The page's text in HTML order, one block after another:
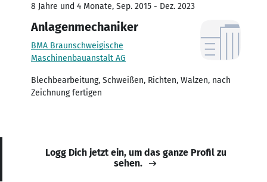
8 Jahre und 4 Monate, Sep. 2015 - Dez. 2023
Anlagenmechaniker
BMA Braunschweigische
Maschinenbauanstalt AG
Blechbearbeitung, Schweißen, Richten, Walzen, nach
Zeichnung fertigen
Logg Dich jetzt ein, um das ganze Profil zu
sehen.